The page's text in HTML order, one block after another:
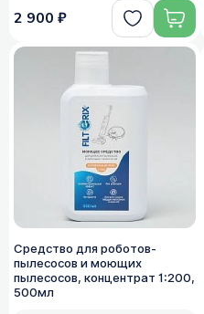
2 900 ₽
Средство для роботов-
пылесосов и моющих
пылесосов, концентрат 1:200,
500мл